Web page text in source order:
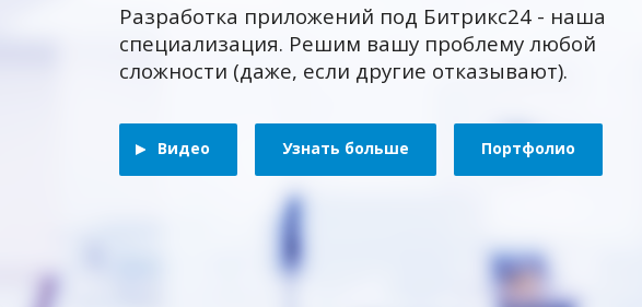
Разработка приложений под Битрикс24 - наша
специализация. Решим вашу проблему любой
сложности (даже, если другие отказывают).
Видео Узнать больше Портфолио